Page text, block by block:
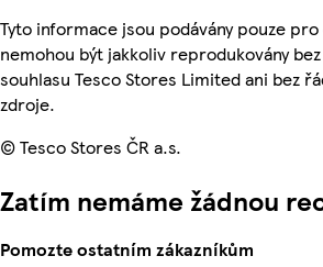
Tyto informace jsou podávány pouze
nemohou být jakkoliv reprodukovány
souhlasu Tesco Stores Limited ani bez
zdroje.
© Tesco Stores ČR a.s.
Zatím nemáme žádnou
Pomozte ostatním zákazníkům